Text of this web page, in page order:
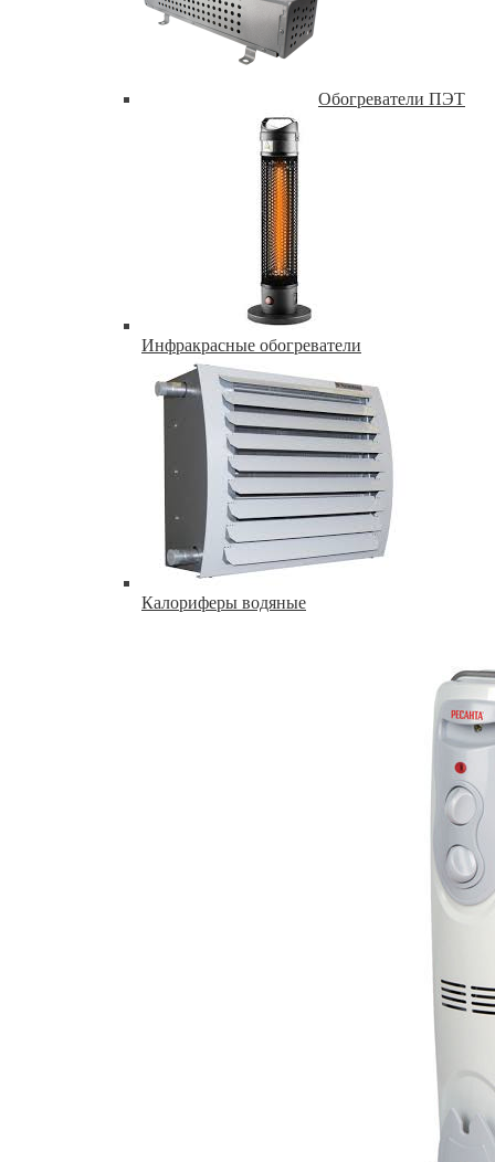
Обогреватели ПЭТ
Инфракрасные обогреватели
Калориферы водяные